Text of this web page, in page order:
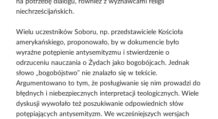
na potrzebę dialogu, również z wyznawcami religii
niechrześcijańskich.
Wielu uczestników Soboru, np. przedstawiciele Kościoła
amerykańskiego, proponowało, by w dokumencie było
wyraźne potępienie antysemityzmu i stwierdzenie o
odrzuceniu nauczania o Żydach jako bogobójcach. Jednak
słowo „bogobójstwo” nie znalazło się w tekście.
Argumentowano to tym, że posługiwanie się nim prowadzi do
błędnych i niebezpiecznych interpretacji teologicznych. Wiele
dyskusji wywołało też poszukiwanie odpowiednich słów
potępiających antysemityzm. We wcześniejszych wersjach